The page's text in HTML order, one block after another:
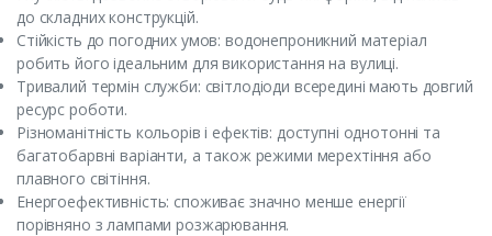
до складних конструкцій.
Стійкість до погодних умов: водонепроникний матеріал
робить його ідеальним для використання на вулиці.
Тривалий термін служби: світлодіоди всередині мають довгий
ресурс роботи.
Різноманітність кольорів і ефектів: доступні однотонні та
багатобарвні варіанти, а також режими мерехтіння або
плавного світіння.
Енергоефективність: споживає значно менше енергії
порівняно з лампами розжарювання.